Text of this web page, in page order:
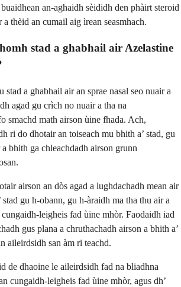
an-aghaidh sèididh den phàirt steroid
thèid an cumail aig ìrean seasmhach.
stad a ghabhail air Azelastine
stad a ghabhail air an sprae nasal seo nuair a
agad gu crìch no nuair a tha na
smachd math airson ùine fhada. Ach,
ri do dhotair an toiseach mu bhith a’ stad, gu
bhith ga chleachdadh airson grunn
airson an dòs agad a lughdachadh mean air
stad gu h-obann, gu h-àraidh ma tha thu air a
cungaidh-leigheis fad ùine mhòr. Faodaidh iad
gus plana a chruthachadh airson a bhith a’
aileirdsidh san àm ri teachd.
de dhaoine le aileirdsidh fad na bliadhna
cungaidh-leigheis fad ùine mhòr, agus dh’